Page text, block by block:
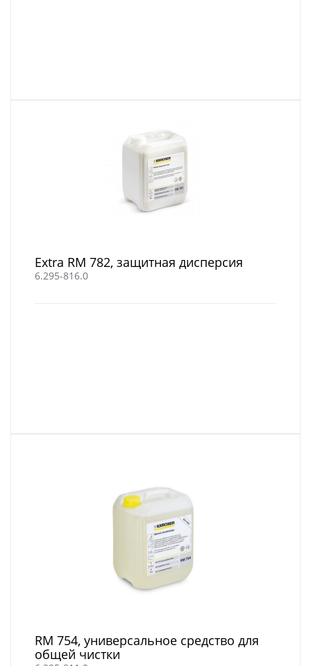
Extra RM 782, защитная дисперсия
6.295-816.0
RM 754, универсальное средство для
общей чистки